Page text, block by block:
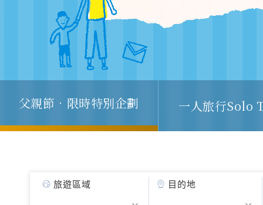
父親節．限時特別企劃 一人旅行Solo
旅遊區域 目的地